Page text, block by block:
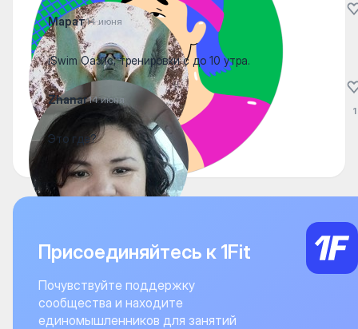
Марат14 июня
iSwim Оазис, тренировки с до 10 утра.
Zhanar14 июня
Это где?
1
Присоединяйтесь к 1Fit
Почувствуйте поддержку
сообщества и находите
единомышленников для занятий